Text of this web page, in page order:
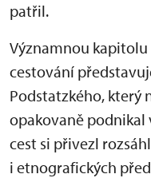
patřil.
Významnou
cestování
Podstatzkého, který
opakovaně podnikal
cest si přivezl
i etnografických